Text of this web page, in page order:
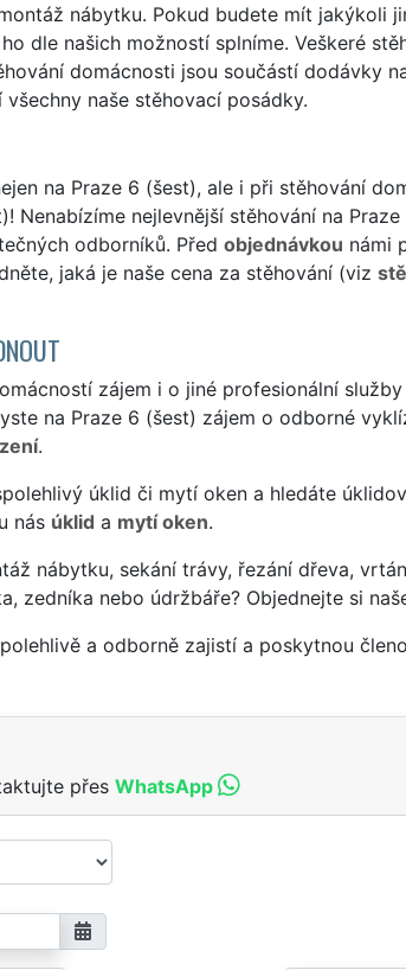
nábytku. Pokud budete mít jakýkoli
dle našich možností splníme. Veškeré
domácnosti jsou součástí dodávky
naše stěhovací posádky.
na Praze 6 (šest), ale i při stěhování
Nenabízíme nejlevnější stěhování na
odborníků. Před objednávkou námi
jaká je naše cena za stěhování (viz
zájem i o jiné profesionální služby
na Praze 6 (šest) zájem o odborné
.
úklid či mytí oken a hledáte
nás úklid a mytí oken.
nábytku, sekání trávy, řezání dřeva,
zedníka nebo údržbáře? Objednejte si
a odborně zajistí a poskytnou
přes WhatsApp